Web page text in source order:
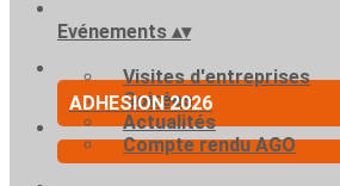
Evénements ▴▾
Visites d'entreprises
Soirées
Actualités
Compte rendu AGO
ADHESION 2026